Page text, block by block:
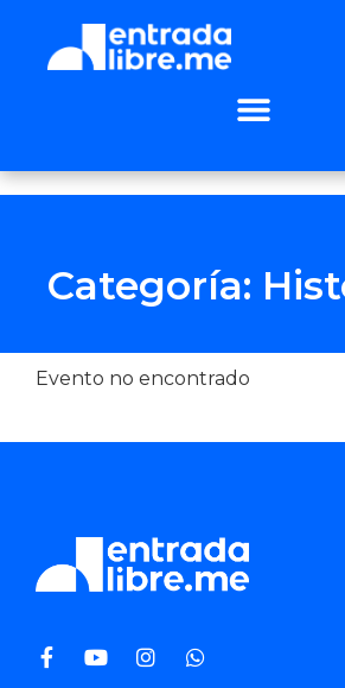
Categoría:
Evento no encontrado